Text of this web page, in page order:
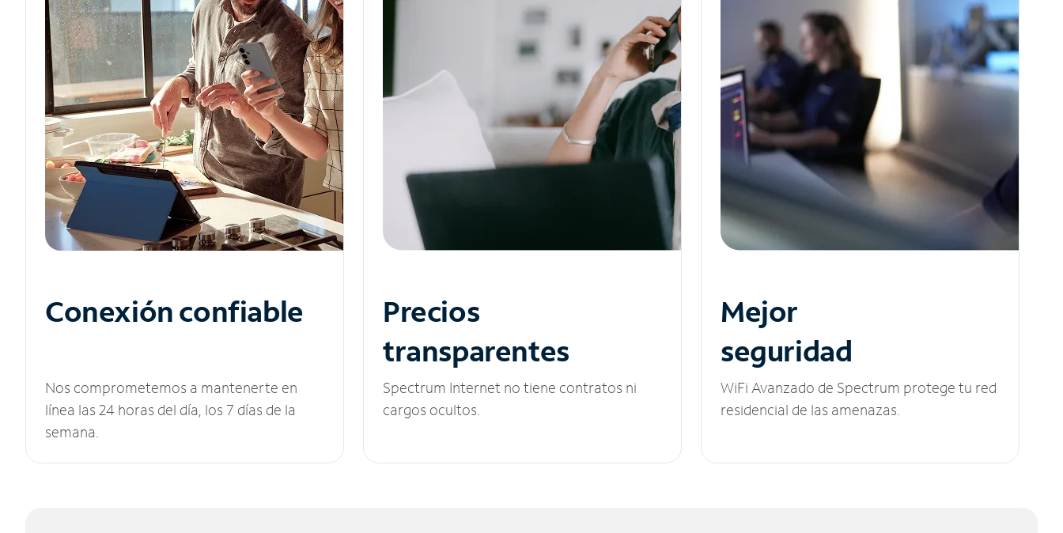
Conexión confiable
Nos comprometemos a mantenerte en
línea las 24 horas del día, los 7 días de la
semana.
Precios
transparentes
Spectrum Internet no tiene contratos ni
cargos ocultos.
Mejor
seguridad
WiFi Avanzado de Spectrum protege tu red
residencial de las amenazas.